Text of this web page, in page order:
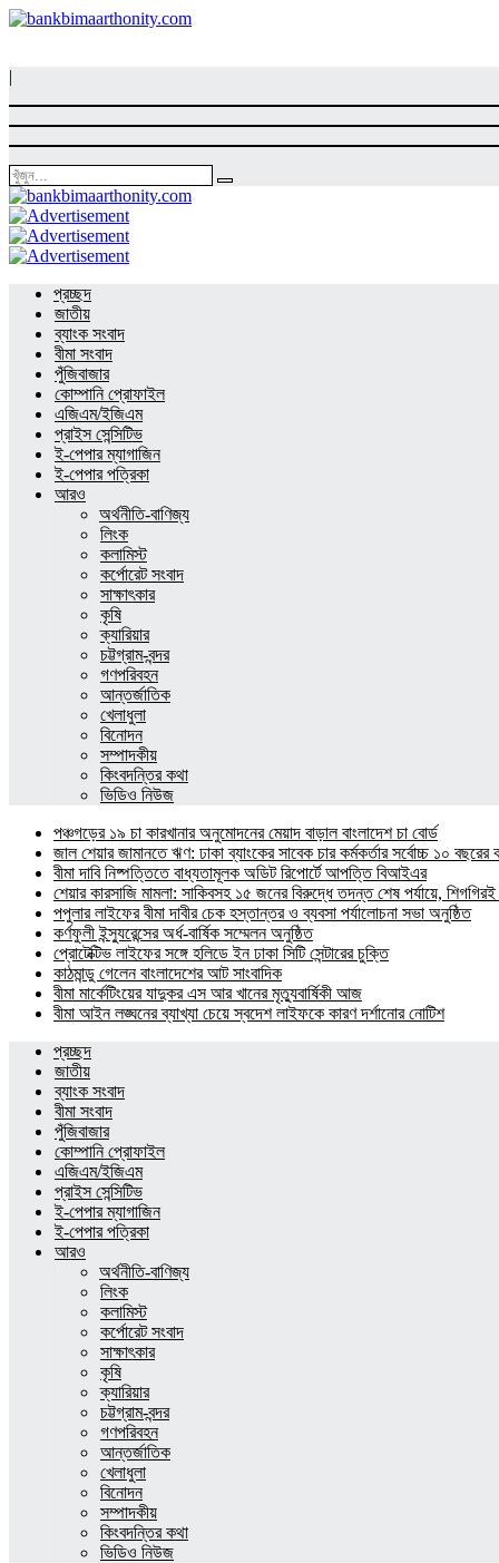
|
প্রচ্ছদ
জাতীয়
ব্যাংক সংবাদ
বীমা সংবাদ
পুঁজিবাজার
কোম্পানি প্রোফাইল
এজিএম/ইজিএম
প্রাইস সেন্সিটিভ
ই-পেপার ম্যাগাজিন
ই-পেপার পত্রিকা
আরও
অর্থনীতি-বাণিজ্য
লিংক
কলামিস্ট
কর্পোরেট সংবাদ
সাক্ষাৎকার
কৃষি
ক্যারিয়ার
চট্টগ্রাম-বন্দর
গণপরিবহন
আন্তর্জাতিক
খেলাধুলা
বিনোদন
সম্পাদকীয়
কিংবদন্তির কথা
ভিডিও নিউজ
পঞ্চগড়ের ১৯ চা কারখানার অনুমোদনের মেয়াদ বাড়াল বাংলাদেশ চা বোর্ড
জাল শেয়ার জামানতে ঋণ: ঢাকা ব্যাংকের সাবেক চার কর্মকর্তার সর্বোচ্চ ১০ বছরের
বীমা দাবি নিষ্পত্তিতে বাধ্যতামূলক অডিট রিপোর্টে আপত্তি বিআইএর
শেয়ার কারসাজি মামলা: সাকিবসহ ১৫ জনের বিরুদ্ধে তদন্ত শেষ পর্যায়ে, শিগগিরই
পপুলার লাইফের বীমা দাবীর চেক হস্তান্তর ও ব্যবসা পর্যালোচনা সভা অনুষ্ঠিত
কর্ণফুলী ইন্স্যুরেন্সের অর্ধ-বার্ষিক সম্মেলন অনুষ্ঠিত
প্রোটেক্টিভ লাইফের সঙ্গে হলিডে ইন ঢাকা সিটি সেন্টারের চুক্তি
কাঠমান্ডু গেলেন বাংলাদেশের আট সাংবাদিক
বীমা মার্কেটিংয়ের যাদুকর এস আর খানের মৃত্যুবার্ষিকী আজ
বীমা আইন লঙ্ঘনের ব্যাখ্যা চেয়ে স্বদেশ লাইফকে কারণ দর্শানোর নোটিশ
প্রচ্ছদ
জাতীয়
ব্যাংক সংবাদ
বীমা সংবাদ
পুঁজিবাজার
কোম্পানি প্রোফাইল
এজিএম/ইজিএম
প্রাইস সেন্সিটিভ
ই-পেপার ম্যাগাজিন
ই-পেপার পত্রিকা
আরও
অর্থনীতি-বাণিজ্য
লিংক
কলামিস্ট
কর্পোরেট সংবাদ
সাক্ষাৎকার
কৃষি
ক্যারিয়ার
চট্টগ্রাম-বন্দর
গণপরিবহন
আন্তর্জাতিক
খেলাধুলা
বিনোদন
সম্পাদকীয়
কিংবদন্তির কথা
ভিডিও নিউজ